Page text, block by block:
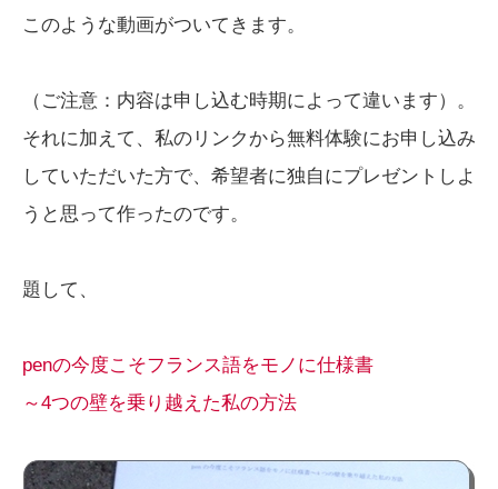
このような動画がついてきます。
（ご注意：内容は申し込む時期によって違います）。
それに加えて、私のリンクから無料体験にお申し込み
していただいた方で、希望者に独自にプレゼントしよ
うと思って作ったのです。
題して、
penの今度こそフランス語をモノに仕様書
～4つの壁を乗り越えた私の方法